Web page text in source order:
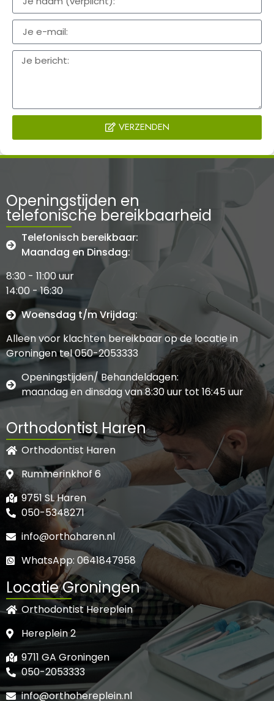
VERZENDEN
Openingstijden en
telefonische bereikbaarheid
Telefonisch bereikbaar:
Maandag en Dinsdag:
8:30 - 11:00 uur
14:00 - 16:30
Woensdag t/m Vrijdag:
Alleen voor klachten bereikbaar op de locatie in
Groningen tel 050-2053333
Openingstijden/ Behandeldagen:
maandag en dinsdag van 8:30 uur tot 16:45 uur
Orthodontist Haren
Orthodontist Haren
Rummerinkhof 6
9751 SL Haren
050-5348271
info@orthoharen.nl
WhatsApp: 0641847958
Locatie Groningen
Orthodontist Hereplein
Hereplein 2
9711 GA Groningen
050-2053333
info@orthohereplein.nl